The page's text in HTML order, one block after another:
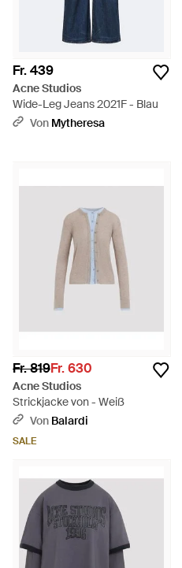
Fr. 439
Acne Studios
Wide-Leg Jeans 2021F - Blau
Von Mytheresa
Fr. 819Fr. 630
Acne Studios
Strickjacke von - Weiß
Von Balardi
SALE